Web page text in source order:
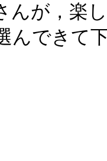
んが，楽
んできて